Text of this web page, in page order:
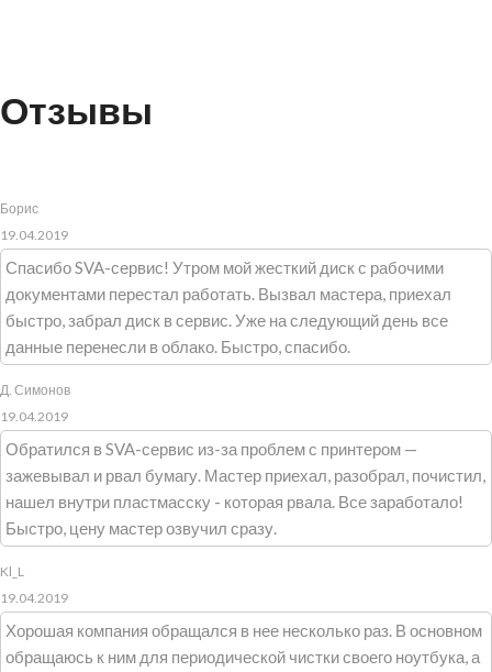
Отзывы
Борис
19.04.2019
Спасибо SVA-сервис! Утром мой жесткий диск с рабочими
документами перестал работать. Вызвал мастера, приехал
быстро, забрал диск в сервис. Уже на следующий день все
данные перенесли в облако. Быстро, спасибо.
Д. Симонов
19.04.2019
Обратился в SVA-сервис из-за проблем с принтером —
зажевывал и рвал бумагу. Мастер приехал, разобрал, почистил,
нашел внутри пластмасску - которая рвала. Все заработало!
Быстро, цену мастер озвучил сразу.
Kl_L
19.04.2019
Хорошая компания обращался в нее несколько раз. В основном
обращаюсь к ним для периодической чистки своего ноутбука, а